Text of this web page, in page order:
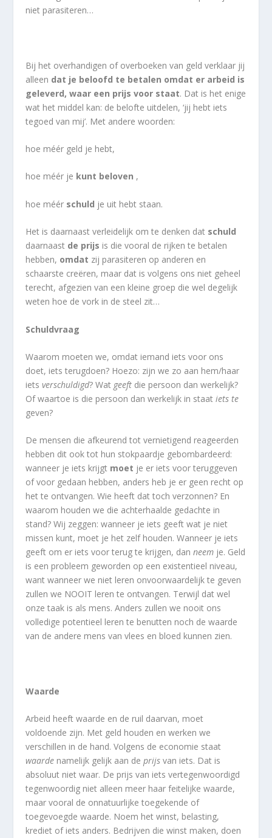
niet parasiteren…
Bij het overhandigen of overboeken van geld verklaar jij
alleen dat je beloofd te betalen omdat er arbeid is
geleverd, waar een prijs voor staat. Dat is het enige
wat het middel kan: de belofte uitdelen, ‘jij hebt iets
tegoed van mij’. Met andere woorden:
hoe méér geld je hebt,
hoe méér je kunt beloven ,
hoe méér schuld je uit hebt staan.
Het is daarnaast verleidelijk om te denken dat schuld
daarnaast de prijs is die vooral de rijken te betalen
hebben, omdat zij parasiteren op anderen en
schaarste creëren, maar dat is volgens ons niet geheel
terecht, afgezien van een kleine groep die wel degelijk
weten hoe de vork in de steel zit…
Schuldvraag
Waarom moeten we, omdat iemand iets voor ons
doet, iets terugdoen? Hoezo: zijn we zo aan hem/haar
ietsverschuldigd? Wat geeft die persoon dan werkelijk?
Of waartoe is die persoon dan werkelijk in staatiets te
geven?
De mensen die afkeurend tot vernietigend reageerden
hebben dit ook tot hun stokpaardje gebombardeerd:
wanneer je iets krijgt moet je er iets voor teruggeven
of voor gedaan hebben, anders heb je er geen recht op
het te ontvangen. Wie heeft dat toch verzonnen? En
waarom houden we die achterhaalde gedachte in
stand? Wij zeggen: wanneer je iets geeft wat je niet
missen kunt, moet je het zelf houden. Wanneer je iets
geeft om er iets voor terug te krijgen, danneem je. Geld
is een probleem geworden op een existentieel niveau,
want wanneer we niet leren onvoorwaardelijk te geven
zullen we NOOIT leren te ontvangen. Terwijl dat wel
onze taak is als mens. Anders zullen we nooit ons
volledige potentieel leren te benutten noch de waarde
van de andere mens van vlees en bloed kunnen zien.
Waarde
Arbeid heeft waarde en de ruil daarvan, moet
voldoende zijn. Met geld houden en werken we
verschillen in de hand. Volgens de economie staat
waarde namelijk gelijk aan deprijsvan iets. Dat is
absoluut niet waar. De prijs van iets vertegenwoordigd
tegenwoordig niet alleen meer haar feitelijke waarde,
maar vooral de onnatuurlijke toegekende of
toegevoegde waarde. Noem het winst, belasting,
krediet of iets anders. Bedrijven die winst maken, doen